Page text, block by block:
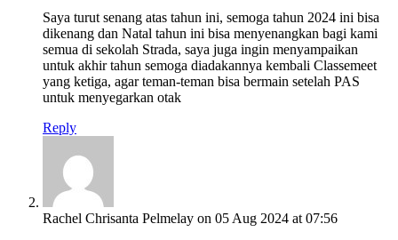
Saya turut senang atas tahun ini, semoga tahun 2024 ini bisa
dikenang dan Natal tahun ini bisa menyenangkan bagi kami
semua di sekolah Strada, saya juga ingin menyampaikan
untuk akhir tahun semoga diadakannya kembali Classemeet
yang ketiga, agar teman-teman bisa bermain setelah PAS
untuk menyegarkan otak
Reply
Rachel Chrisanta Pelmelay on 05 Aug 2024 at 07:56